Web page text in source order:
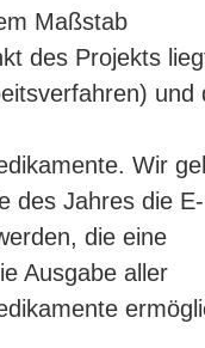
Maßstab
des Projekts
und
Wir
des Jahres die E-
die eine
Ausgabe aller